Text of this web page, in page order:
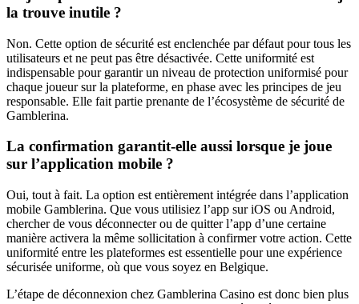
la trouve inutile ?
Non. Cette option de sécurité est enclenchée par défaut pour tous les
utilisateurs et ne peut pas être désactivée. Cette uniformité est
indispensable pour garantir un niveau de protection uniformisé pour
chaque joueur sur la plateforme, en phase avec les principes de jeu
responsable. Elle fait partie prenante de l’écosystème de sécurité de
Gamblerina.
La confirmation garantit-elle aussi lorsque je joue
sur l’application mobile ?
Oui, tout à fait. La option est entièrement intégrée dans l’application
mobile Gamblerina. Que vous utilisiez l’app sur iOS ou Android,
chercher de vous déconnecter ou de quitter l’app d’une certaine
manière activera la même sollicitation à confirmer votre action. Cette
uniformité entre les plateformes est essentielle pour une expérience
sécurisée uniforme, où que vous soyez en Belgique.
L’étape de déconnexion chez Gamblerina Casino est donc bien plus